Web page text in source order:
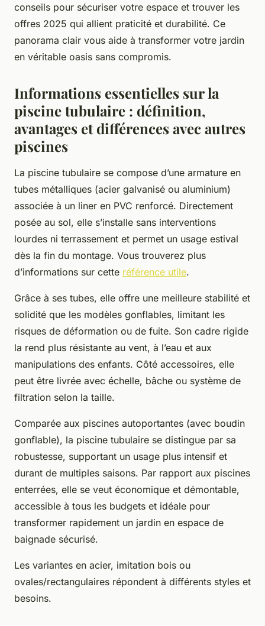
conseils pour sécuriser votre espace et trouver les
offres 2025 qui allient praticité et durabilité. Ce
panorama clair vous aide à transformer votre jardin
en véritable oasis sans compromis.
Informations essentielles sur la
piscine tubulaire : définition,
avantages et différences avec autres
piscines
La piscine tubulaire se compose d’une armature en
tubes métalliques (acier galvanisé ou aluminium)
associée à un liner en PVC renforcé. Directement
posée au sol, elle s’installe sans interventions
lourdes ni terrassement et permet un usage estival
dès la fin du montage. Vous trouverez plus
d’informations sur cette référence utile.
Grâce à ses tubes, elle offre une meilleure stabilité et
solidité que les modèles gonflables, limitant les
risques de déformation ou de fuite. Son cadre rigide
la rend plus résistante au vent, à l’eau et aux
manipulations des enfants. Côté accessoires, elle
peut être livrée avec échelle, bâche ou système de
filtration selon la taille.
Comparée aux piscines autoportantes (avec boudin
gonflable), la piscine tubulaire se distingue par sa
robustesse, supportant un usage plus intensif et
durant de multiples saisons. Par rapport aux piscines
enterrées, elle se veut économique et démontable,
accessible à tous les budgets et idéale pour
transformer rapidement un jardin en espace de
baignade sécurisé.
Les variantes en acier, imitation bois ou
ovales/rectangulaires répondent à différents styles et
besoins.